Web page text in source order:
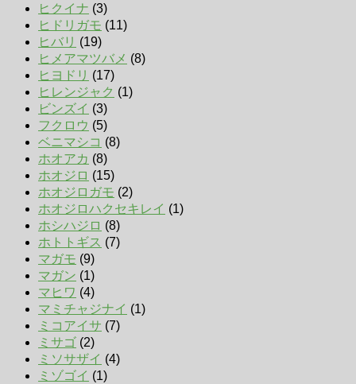
ヒクイナ (3)
ヒドリガモ (11)
ヒバリ (19)
ヒメアマツバメ (8)
ヒヨドリ (17)
ヒレンジャク (1)
ビンズイ (3)
フクロウ (5)
ベニマシコ (8)
ホオアカ (8)
ホオジロ (15)
ホオジロガモ (2)
ホオジロハクセキレイ (1)
ホシハジロ (8)
ホトトギス (7)
マガモ (9)
マガン (1)
マヒワ (4)
マミチャジナイ (1)
ミコアイサ (7)
ミサゴ (2)
ミソサザイ (4)
ミゾゴイ (1)